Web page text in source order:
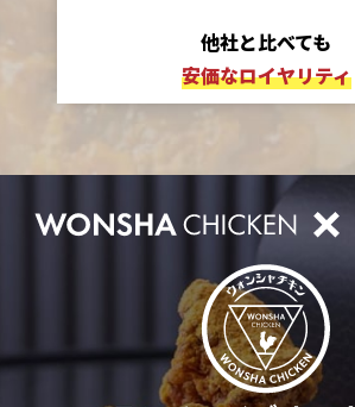
他社と比べても
安価なロイヤリティ